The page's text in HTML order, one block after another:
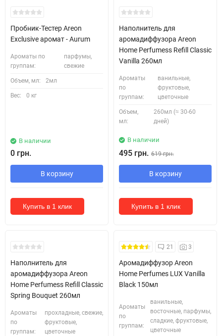
Кожні 1500₴ чеку = 1 тестер
Пробник-Тестер Areon
Exclusive аромат - Aurum
Ароматы по
группам:
парфумы,
свежие
Объем, мл: 2мл
Вес: 0 кг
В наличии
0 грн.
В корзину
Купить в 1 клик
Наполнитель для
аромадиффузора Areon
Home Perfumess Refill Classic
Vanilla 260мл
Ароматы
по
группам:
ванильные,
фруктовые,
цветочные
Объем,
мл:
260мл (≈ 30-60
дней)
В наличии
495 грн. 619 грн.
В корзину
Купить в 1 клик
Наполнитель для
аромадиффузора Areon
Home Perfumess Refill Classic
Spring Bouquet 260мл
Ароматы
по
группам:
прохладные, свежие,
фруктовые,
цветочные
21 3
Аромадиффузор Areon
Home Perfumes LUX Vanilla
Black 150мл
Ароматы
по
группам:
ванильные,
восточные, парфумы,
сладкие, фруктовые,
цветочные